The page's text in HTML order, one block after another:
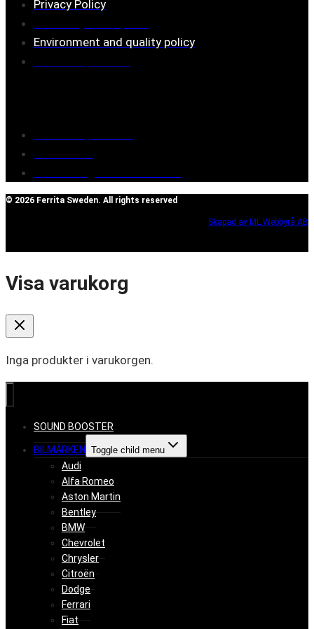
Privacy Policy
Environment and quality policy
© 2026 Ferrita Sweden. All rights reserved
Skapad av ML Webbyrå AB
Visa varukorg
Inga produkter i varukorgen.
SOUND BOOSTER
BILMÄRKEN Toggle child menu
Audi
Alfa Romeo
Aston Martin
Bentley
BMW
Chevrolet
Chrysler
Citroën
Dodge
Ferrari
Fiat